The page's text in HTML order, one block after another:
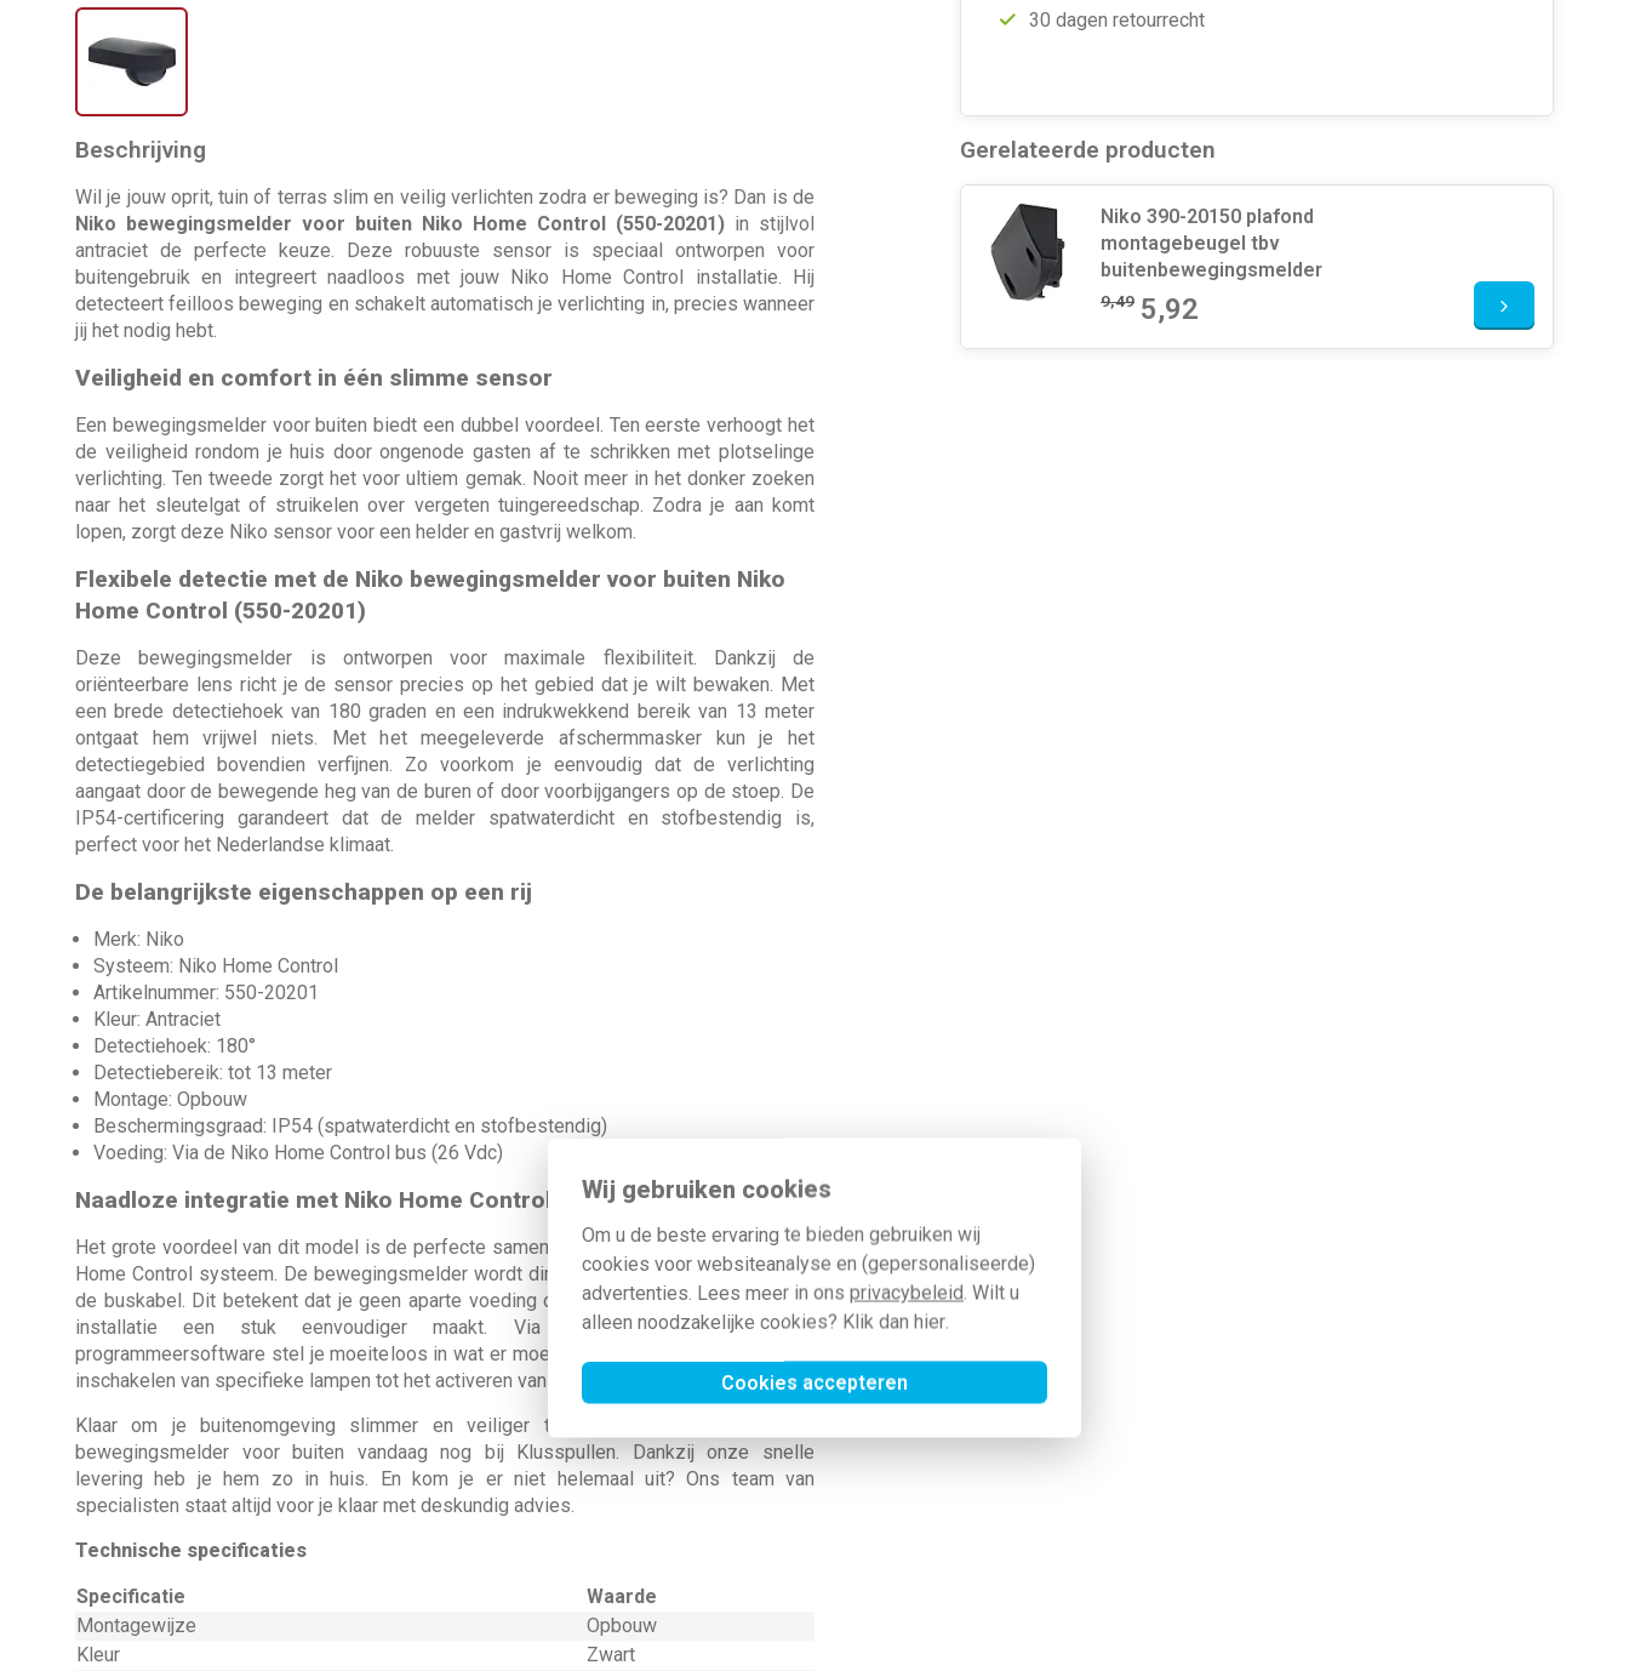
Wij gebruiken cookies
Om u de beste ervaring te bieden gebruiken wij
cookies voor websiteanalyse en (gepersonaliseerde)
advertenties. Lees meer in ons privacybeleid. Wilt u
alleen noodzakelijke cookies? Klik dan hier.
Cookies accepteren
30 dagen retourrecht
Beschrijving
Wil je jouw oprit, tuin of terras slim en veilig verlichten zodra er beweging is? Dan is de
Niko bewegingsmelder voor buiten Niko Home Control (550-20201) in stijlvol
antraciet de perfecte keuze. Deze robuuste sensor is speciaal ontworpen voor
buitengebruik en integreert naadloos met jouw Niko Home Control installatie. Hij
detecteert feilloos beweging en schakelt automatisch je verlichting in, precies wanneer
jij het nodig hebt.
Veiligheid en comfort in één slimme sensor
Een bewegingsmelder voor buiten biedt een dubbel voordeel. Ten eerste verhoogt het
de veiligheid rondom je huis door ongenode gasten af te schrikken met plotselinge
verlichting. Ten tweede zorgt het voor ultiem gemak. Nooit meer in het donker zoeken
naar het sleutelgat of struikelen over vergeten tuingereedschap. Zodra je aan komt
lopen, zorgt deze Niko sensor voor een helder en gastvrij welkom.
Flexibele detectie met de Niko bewegingsmelder voor buiten Niko
Home Control (550-20201)
Deze bewegingsmelder is ontworpen voor maximale flexibiliteit. Dankzij de
oriënteerbare lens richt je de sensor precies op het gebied dat je wilt bewaken. Met
een brede detectiehoek van 180 graden en een indrukwekkend bereik van 13 meter
ontgaat hem vrijwel niets. Met het meegeleverde afschermmasker kun je het
detectiegebied bovendien verfijnen. Zo voorkom je eenvoudig dat de verlichting
aangaat door de bewegende heg van de buren of door voorbijgangers op de stoep. De
IP54-certificering garandeert dat de melder spatwaterdicht en stofbestendig is,
perfect voor het Nederlandse klimaat.
De belangrijkste eigenschappen op een rij
Merk: Niko
Systeem: Niko Home Control
Artikelnummer: 550-20201
Kleur: Antraciet
Detectiehoek: 180°
Detectiebereik: tot 13 meter
Montage: Opbouw
Beschermingsgraad: IP54 (spatwaterdicht en stofbestendig)
Voeding: Via de Niko Home Control bus (26 Vdc)
Naadloze integratie met Niko Home Control
Het grote voordeel van dit model is de perfecte samenwerking met je bestaande Niko
Home Control systeem. De bewegingsmelder wordt direct gevoed en aangestuurd via
de buskabel. Dit betekent dat je geen aparte voeding of batterijen nodig hebt, wat de
installatie een stuk eenvoudiger maakt. Via de Niko Home Control
programmeersoftware stel je moeiteloos in wat er moet gebeuren bij detectie, van het
inschakelen van specifieke lampen tot het activeren van een alles-aan sfeer.
Klaar om je buitenomgeving slimmer en veiliger te maken? Bestel jouw Niko
bewegingsmelder voor buiten vandaag nog bij Klusspullen. Dankzij onze snelle
levering heb je hem zo in huis. En kom je er niet helemaal uit? Ons team van
specialisten staat altijd voor je klaar met deskundig advies.
Technische specificaties
Specificatie
Waarde
Montagewijze
Opbouw
Kleur
Zwart
Gerelateerde producten
Niko 390-20150 plafond
montagebeugel tbv
buitenbewegingsmelder
9,49 5,92